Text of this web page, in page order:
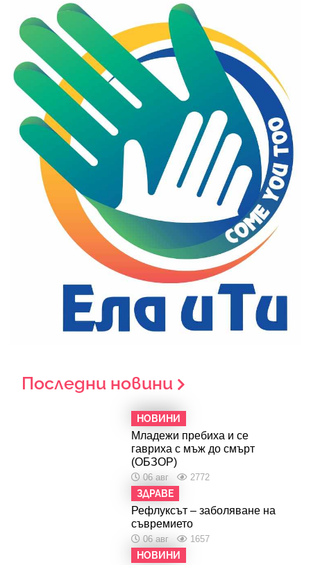
Последни новини
НОВИНИ
Младежи пребиха и се
гавриха с мъж до смърт
(ОБЗОР)
06 авг 2772
ЗДРАВЕ
Рефлуксът – заболяване на
съвремието
06 авг 1657
НОВИНИ